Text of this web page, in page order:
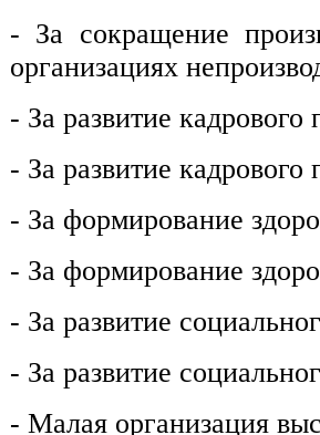
- За сокращение
организациях
- За развитие
- За развитие
- За формирование
- За формирование
- За развитие
- За развитие
- Малая организация